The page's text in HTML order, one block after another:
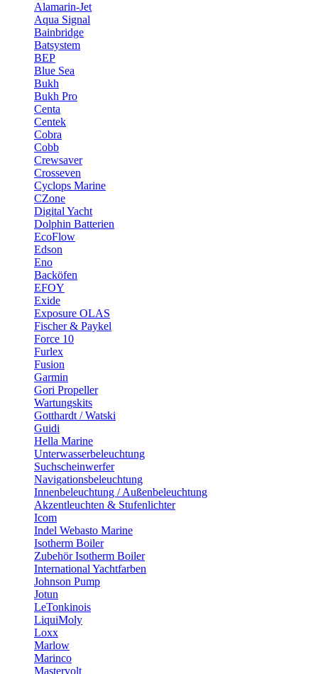
Alamarin-Jet
Aqua Signal
Bainbridge
Batsystem
BEP
Blue Sea
Bukh
Bukh Pro
Centa
Centek
Cobra
Cobb
Crewsaver
Crosseven
Cyclops Marine
CZone
Digital Yacht
Dolphin Batterien
EcoFlow
Edson
Eno
Backöfen
EFOY
Exide
Exposure OLAS
Fischer & Paykel
Force 10
Furlex
Fusion
Garmin
Gori Propeller
Wartungskits
Gotthardt / Watski
Guidi
Hella Marine
Unterwasserbeleuchtung
Suchscheinwerfer
Navigationsbeleuchtung
Innenbeleuchtung / Außenbeleuchtung
Akzentleuchten & Stufenlichter
Icom
Indel Webasto Marine
Isotherm Boiler
Zubehör Isotherm Boiler
International Yachtfarben
Johnson Pump
Jotun
LeTonkinois
LiquiMoly
Loxx
Marlow
Marinco
Mastervolt